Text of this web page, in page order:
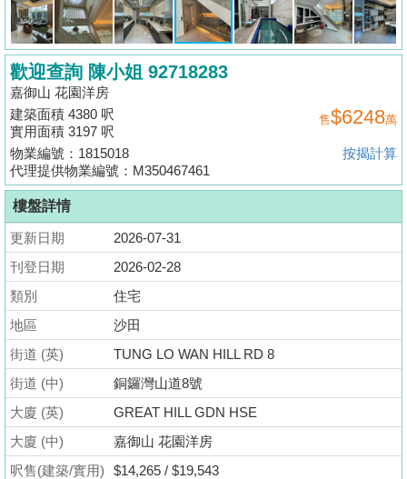
揭
地
產
博
客
地
產
新
聞
數
據
公
佈
置
業
手
冊
歡迎查詢 陳小姐 92718283
嘉御山 花園洋房
建築面積 4380 呎
實用面積 3197 呎
售$6248萬
物業編號：1815018
代理提供物業編號：M350467461
按揭計算
樓盤詳情
更新日期
2026-07-31
刊登日期
2026-02-28
類別
住宅
地區
沙田
街道 (英)
TUNG LO WAN HILL RD 8
街道 (中)
銅鑼灣山道8號
大廈 (英)
GREAT HILL GDN HSE
大廈 (中)
嘉御山 花園洋房
呎售(建築/實用)
$14,265 / $19,543